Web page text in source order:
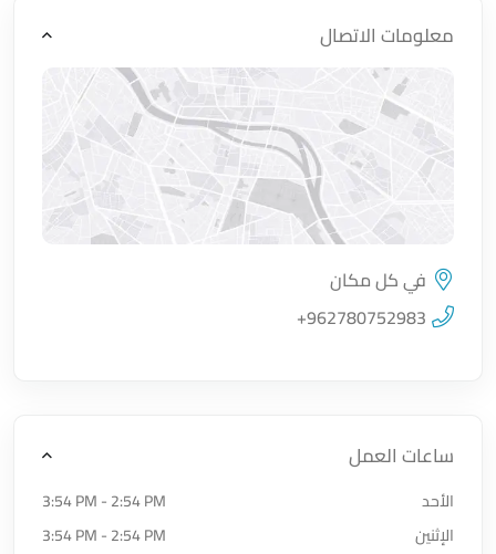
معلومات الاتصال
اضغط لتحميل الموقع
في كل مكان
+962780752983
ساعات العمل
الأحد
3:54 PM - 2:54 PM
الإثنين
3:54 PM - 2:54 PM